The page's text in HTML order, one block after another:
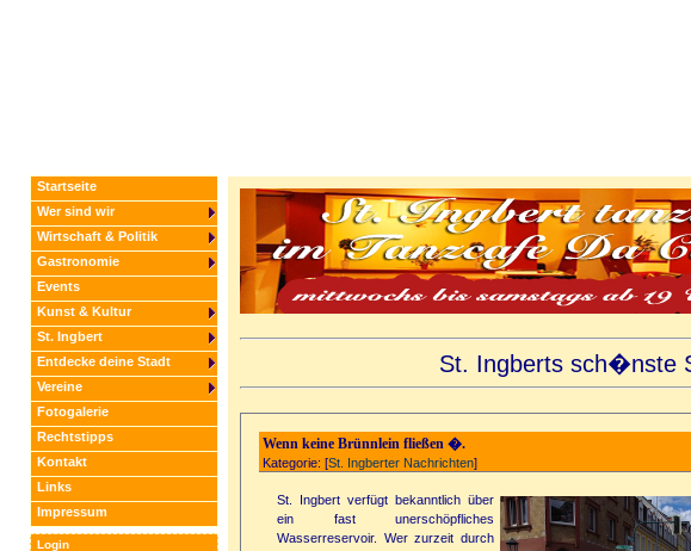
Login
St. Ingberts sch�nste
Wenn keine Brünnlein fließen �.
Kategorie: [St. Ingberter Nachrichten]
St. Ingbert verfügt bekanntlich über
ein fast unerschöpfliches
Wasserreservoir. Wer zurzeit durch
Startseite
Wer sind wir
Wirtschaft & Politik
Gastronomie
Events
Kunst & Kultur
St. Ingbert
Entdecke deine Stadt
Vereine
Fotogalerie
Rechtstipps
Kontakt
Links
Impressum